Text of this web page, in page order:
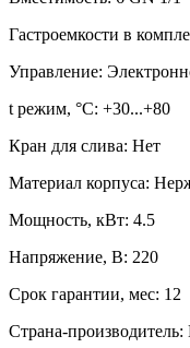
Гастроемкости в
Управление:
t режим, °С: +30...+80
Кран для слива: Нет
Материал корпуса:
Мощность, кВт: 4.5
Напряжение, В: 220
Срок гарантии, мес: 12
Страна-производитель: